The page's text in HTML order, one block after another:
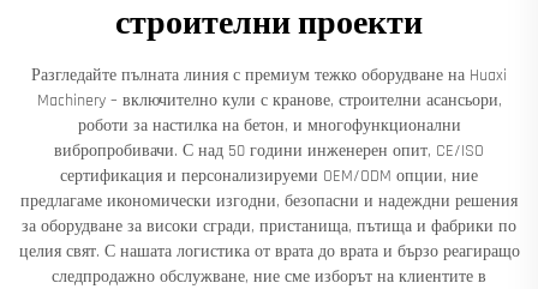
строителни проекти
Разгледайте пълната линия с премиум тежко оборудване на Huaxi
Machinery – включително кули с кранове, строителни асансьори,
роботи за настилка на бетон, и многофункционални
вибропробивачи. С над 50 години инженерен опит, CE/ISO
сертификация и персонализируеми OEM/ODM опции, ние
предлагаме икономически изгодни, безопасни и надеждни решения
за оборудване за високи сгради, пристанища, пътища и фабрики по
целия свят. С нашата логистика от врата до врата и бързо реагиращо
следпродажно обслужване, ние сме изборът на клиентите в